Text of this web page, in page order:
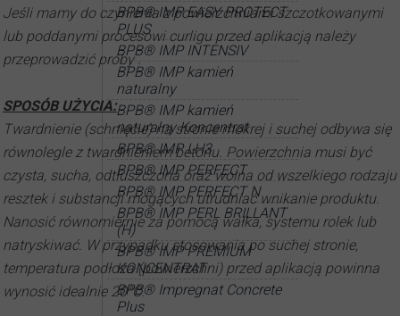
Jeśli mamy do czynienia z powierzchniami szczotkowanymi
lub poddanymi procesowi curligu przed aplikacją należy
przeprowadzić próby .
SPOSÓB UŻYCIA:
Twardnienie (schnięcie) na stronie mokrej i suchej odbywa się
równolegle z twardnieniem betonu. Powierzchnia musi być
czysta, sucha, odtłuszczona oraz wolna od wszelkiego rodzaju
resztek i substancji mogących utrudniać wnikanie produktu.
Nanosić równomiernie za pomocą wałka, systemu rolek lub
natryskiwać. W przypadku stosowania po suchej stronie,
temperatura podłoża (powierzchni) przed aplikacją powinna
wynosić idealnie 20°C.
BPB® IMP EASY PROTECT
PLUS
BPB® IMP INTENSIV
BPB® IMP kamień
naturalny
BPB® IMP kamień
naturalny Koncentrat
BPB® IMP LH3
BPB® IMP PERFECT
BPB® IMP PERFECT N
BPB® IMP PERL BRILLANT
(H)
BPB® IMP PREMIUM
KONCENTRAT
BPB® Impregnat Concrete
Plus